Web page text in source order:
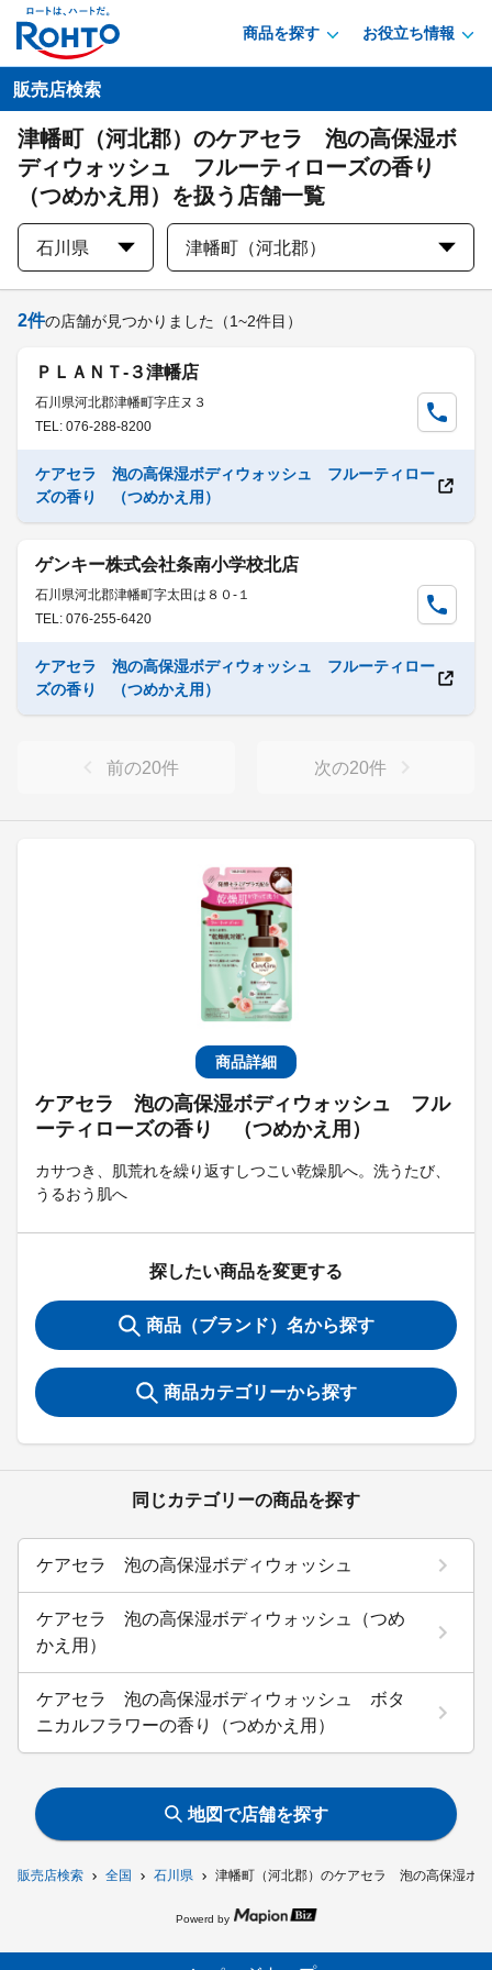
商品を探す お役立ち情報
販売店検索 全国 石川県 津幡町（河北郡）のケアセラ 泡の高保湿ボ
販売店検索
津幡町（河北郡）のケアセラ 泡の高保湿ボ
ディウォッシュ フルーティローズの香り
（つめかえ用）を扱う店舗一覧
石川県 津幡町（河北郡）
商品詳細
ケアセラ 泡の高保湿ボディウォッシュ フル
ーティローズの香り （つめかえ用）
カサつき、肌荒れを繰り返すしつこい乾燥肌へ。洗うたび、
うるおう肌へ
探したい商品を変更する
商品（ブランド）名から探す
商品カテゴリーから探す
同じカテゴリーの商品を探す
ケアセラ 泡の高保湿ボディウォッシュ
ケアセラ 泡の高保湿ボディウォッシュ（つめ
かえ用）
ケアセラ 泡の高保湿ボディウォッシュ ボタ
ニカルフラワーの香り（つめかえ用）
2件の店舗が見つかりました （1~2件目）
ＰＬＡＮＴ‐３津幡店
石川県河北郡津幡町字庄ヌ３
TEL: 076-288-8200
ケアセラ 泡の高保湿ボディウォッシュ フルーティロー
ズの香り （つめかえ用）
ゲンキー株式会社条南小学校北店
石川県河北郡津幡町字太田は８０-１
TEL: 076-255-6420
ケアセラ 泡の高保湿ボディウォッシュ フルーティロー
ズの香り （つめかえ用）
前の20件 次の20件
地図で店舗を探す
Powerd by